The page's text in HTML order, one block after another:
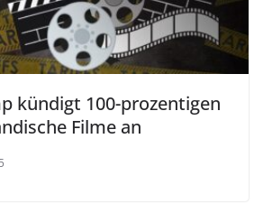
kündigt 100-prozentigen
Filme an